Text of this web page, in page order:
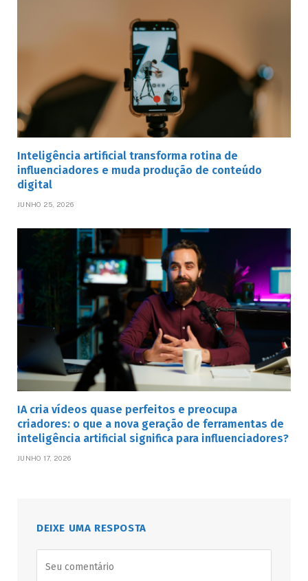
Inteligência artificial transforma rotina de
influenciadores e muda produção de conteúdo
digital
JUNHO 25, 2026
IA cria vídeos quase perfeitos e preocupa
criadores: o que a nova geração de ferramentas de
inteligência artificial significa para influenciadores?
JUNHO 17, 2026
DEIXE UMA RESPOSTA